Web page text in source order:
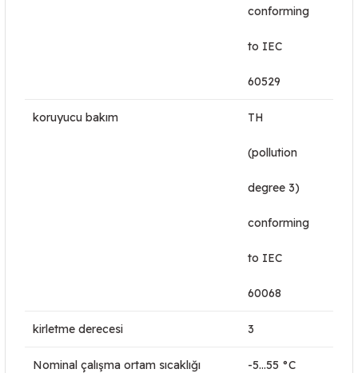
conforming
to IEC
60529
koruyucu bakım TH
(pollution
degree 3)
conforming
to IEC
60068
kirletme derecesi 3
Nominal çalışma ortam sıcaklığı -5…55 °C